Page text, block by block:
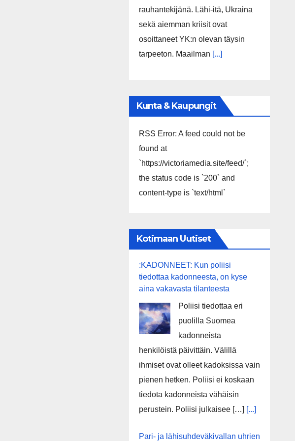
rauhantekijänä. Lähi-itä, Ukraina
sekä aiemman kriisit ovat
osoittaneet YK:n olevan täysin
tarpeeton. Maailman [...]
Kunta & Kaupungit
RSS Error: A feed could not be
found at
`https://victoriamedia.site/feed/`;
the status code is `200` and
content-type is `text/html`
Kotimaan Uutiset
:KADONNEET: Kun poliisi
tiedottaa kadonneesta, on kyse
aina vakavasta tilanteesta
Poliisi tiedottaa eri
puolilla Suomea
kadonneista
henkilöistä päivittäin. Välillä
ihmiset ovat olleet kadoksissa vain
pienen hetken. Poliisi ei koskaan
tiedota kadonneista vähäisin
perustein. Poliisi julkaisee […] [...]
Pari- ja lähisuhdeväkivallan uhrien